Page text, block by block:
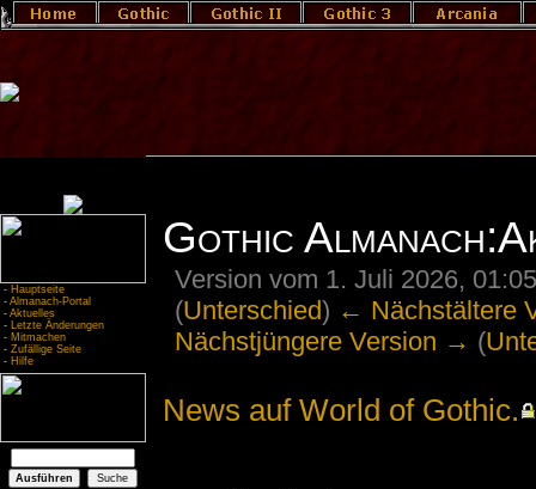
- Hauptseite
- Almanach-Portal
- Aktuelles
- Letzte Änderungen
- Mitmachen
- Zufällige Seite
- Hilfe
Gothic
Version vom 1. Juli 2026,
(Unterschied) ← Nächstältere
Nächstjüngere Version → (
News auf World of Gothic.